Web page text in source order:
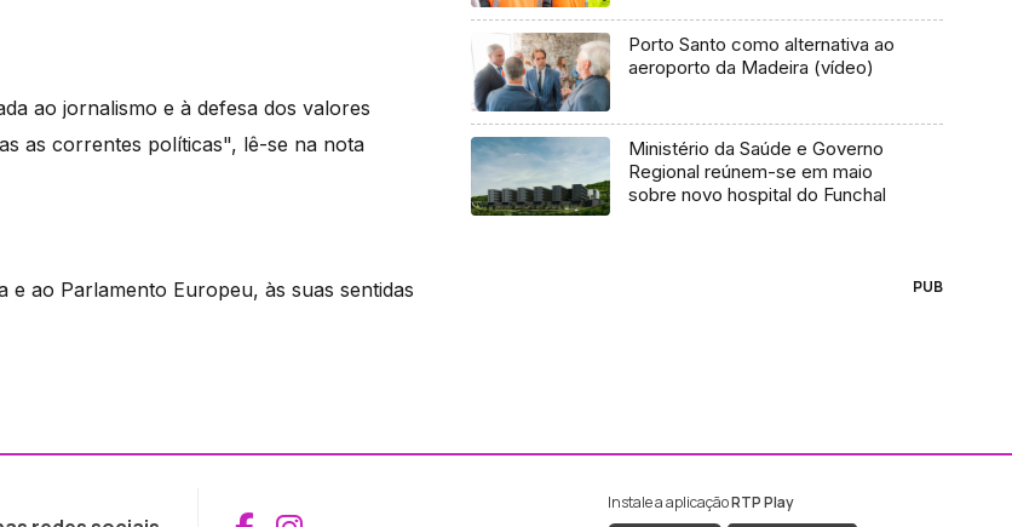
ao jornalismo e à defesa dos valores
as correntes políticas", lê-se na nota
e ao Parlamento Europeu, às suas sentidas
Porto Santo como alternativa ao
aeroporto da Madeira (vídeo)
Ministério da Saúde e Governo
Regional reúnem-se em maio
sobre novo hospital do Funchal
PUB
Instale a aplicaçãoRTP Play